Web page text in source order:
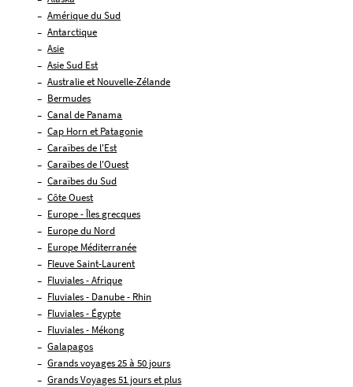
Amérique du Sud
Antarctique
Asie
Asie Sud Est
Australie et Nouvelle-Zélande
Bermudes
Canal de Panama
Cap Horn et Patagonie
Caraïbes de l'Est
Caraïbes de l'Ouest
Caraïbes du Sud
Côte Ouest
Europe - Îles grecques
Europe du Nord
Europe Méditerranée
Fleuve Saint-Laurent
Fluviales - Afrique
Fluviales - Danube - Rhin
Fluviales - Égypte
Fluviales - Mékong
Galapagos
Grands voyages 25 à 50 jours
Grands Voyages 51 jours et plus